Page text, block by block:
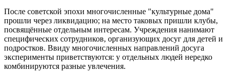
После советской эпохи многочисленные "культурные дома"
прошли через ликвидацию; на место таковых пришли клубы,
посвящённые отдельным интересам. Учреждения нанимают
специфических сотрудников, организующих досуг для детей и
подростков. Ввиду многочисленных направлений досуга
эксперименты приветствуются: у отдельных людей нередко
комбинируются разные увлечения.